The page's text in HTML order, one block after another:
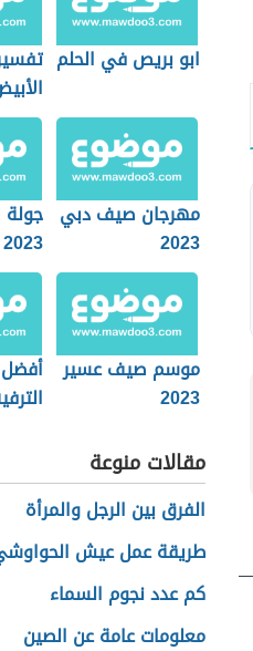
ابو بريص في الحلم
مهرجان صيف دبي
2023
جولة
2023 وفعالياتها
موسم صيف عسير
2023
مقالات منوعة
الفرق بين الرجل والمرأة
طريقة عمل عيش
كم عدد نجوم السماء
معلومات عامة عن الصين